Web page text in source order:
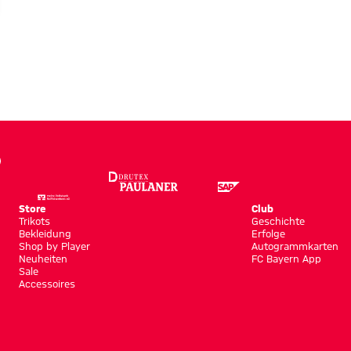
Store
Trikots
Bekleidung
Shop by Player
Neuheiten
Sale
Accessoires
Club
Geschichte
Erfolge
Autogrammkarten
FC Bayern App